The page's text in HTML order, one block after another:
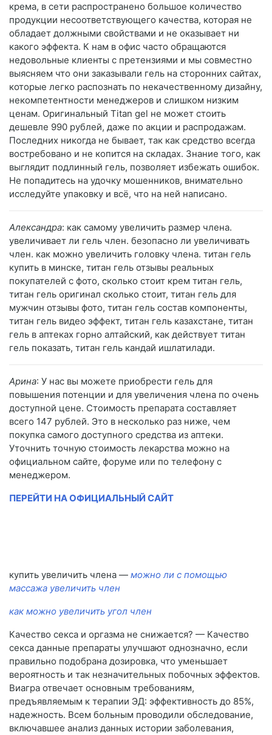
крема, в сети распространено большое количество
продукции несоответствующего качества, которая не
обладает должными свойствами и не оказывает ни
какого эффекта. К нам в офис часто обращаются
недовольные клиенты с претензиями и мы совместно
выясняем что они заказывали гель на сторонних сайтах,
которые легко распознать по некачественному дизайну,
некомпетентности менеджеров и слишком низким
ценам. Оригинальный Titan gel не может стоить
дешевле 990 рублей, даже по акции и распродажам.
Последних никогда не бывает, так как средство всегда
востребовано и не копится на складах. Знание того, как
выглядит подлинный гель, позволяет избежать ошибок.
Не попадитесь на удочку мошенников, внимательно
исследуйте упаковку и всё, что на ней написано.
Александра: как самому увеличить размер члена.
увеличивает ли гель член. безопасно ли увеличивать
член. как можно увеличить головку члена. титан гель
купить в минске, титан гель отзывы реальных
покупателей с фото, сколько стоит крем титан гель,
титан гель оригинал сколько стоит, титан гель для
мужчин отзывы фото, титан гель состав компоненты,
титан гель видео эффект, титан гель казахстане, титан
гель в аптеках горно алтайский, как действует титан
гель показать, титан гель кандай ишлатилади.
Арина: У нас вы можете приобрести гель для
повышения потенции и для увеличения члена по очень
доступной цене. Стоимость препарата составляет
всего 147 рублей. Это в несколько раз ниже, чем
покупка самого доступного средства из аптеки.
Уточнить точную стоимость лекарства можно на
официальном сайте, форуме или по телефону с
менеджером.
ПЕРЕЙТИ НА ОФИЦИАЛЬНЫЙ САЙТ
купить увеличить члена — можно ли с помощью
массажа увеличить член
как можно увеличить угол член
Качество секса и оргазма не снижается? — Качество
секса данные препараты улучшают однозначно, если
правильно подобрана дозировка, что уменьшает
вероятность и так незначительных побочных эффектов.
Виагра отвечает основным требованиям,
предъявляемым к терапии ЭД: эффективность до 85%,
надежность. Всем больным проводили обследование,
включавшее анализ данных истории заболевания,